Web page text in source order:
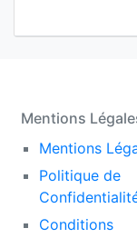
Mentions
Mentions
Politique de
Conditions